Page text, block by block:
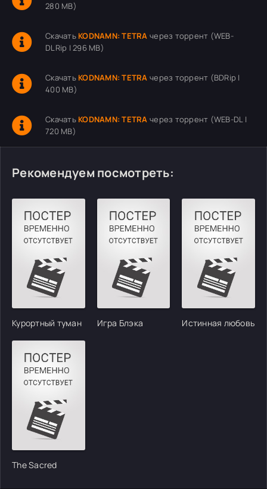
280 MB)
Скачать KODNAMN: TETRA через торрент (WEB-
DLRip | 296 MB)
Скачать KODNAMN: TETRA через торрент (BDRip |
400 MB)
Скачать KODNAMN: TETRA через торрент (WEB-DL |
720 MB)
Рекомендуем посмотреть:
Курортный туман Игра Блэка Истинная любовь
The Sacred